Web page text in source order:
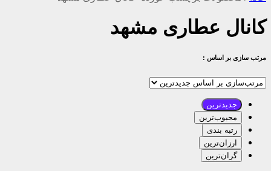
کانال عطاری مشهد
مرتب سازی بر اساس :
جدیدترین
محبوب‌ترین
رتبه بندی
ارزان‌ترین
گران‌ترین